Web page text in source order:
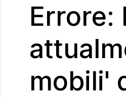
Errore:
mobili'